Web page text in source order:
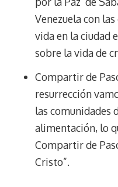
Venezuela con
vida en la ciudad
sobre la vida de
Compartir de
resurrección
las comunidades
alimentación, lo
Compartir de
Cristo”.